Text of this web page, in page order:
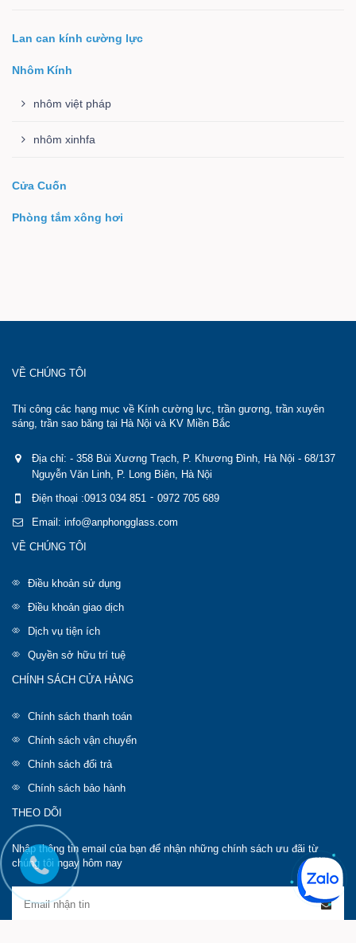
Lan can kính cường lực
Nhôm Kính
nhôm việt pháp
nhôm xinhfa
Cửa Cuốn
Phòng tắm xông hơi
VỀ CHÚNG TÔI
Thi công các hạng mục về Kính cường lực, trần gương, trần xuyên
sáng, trần sao băng tại Hà Nội và KV Miền Bắc
Địa chỉ: - 358 Bùi Xương Trạch, P. Khương Đình, Hà Nội - 68/137
Nguyễn Văn Linh, P. Long Biên, Hà Nội
Điện thoại :0913 034 851 - 0972 705 689
Email: info@anphongglass.com
VỀ CHÚNG TÔI
Điều khoản sử dụng
Điều khoản giao dịch
Dịch vụ tiện ích
Quyền sở hữu trí tuệ
CHÍNH SÁCH CỬA HÀNG
Chính sách thanh toán
Chính sách vận chuyển
Chính sách đổi trả
Chính sách bảo hành
THEO DÕI
Nhập thông tin email của bạn để nhận những chính sách ưu đãi từ
chúng tôi ngay hôm nay